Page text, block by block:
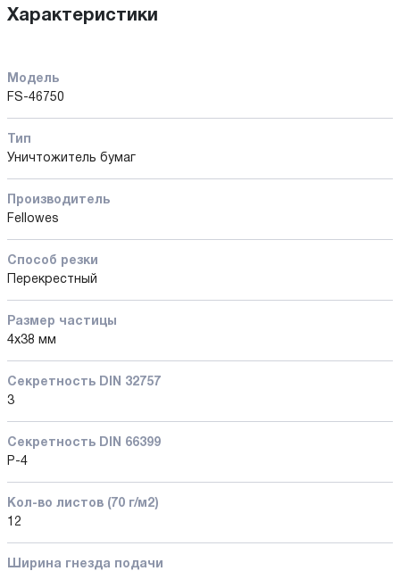
Характеристики
Модель
FS-46750
Тип
Уничтожитель бумаг
Производитель
Fellowes
Способ резки
Перекрестный
Размер частицы
4x38 мм
Секретность DIN 32757
3
Секретность DIN 66399
P-4
Кол-во листов (70 г/м2)
12
Ширина гнезда подачи